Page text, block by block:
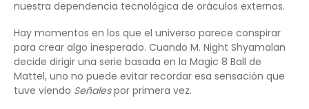
nuestra dependencia tecnológica de oráculos externos.
Hay momentos en los que el universo parece conspirar
para crear algo inesperado. Cuando M. Night Shyamalan
decide dirigir una serie basada en la Magic 8 Ball de
Mattel, uno no puede evitar recordar esa sensación que
tuve viendo Señalespor primera vez.